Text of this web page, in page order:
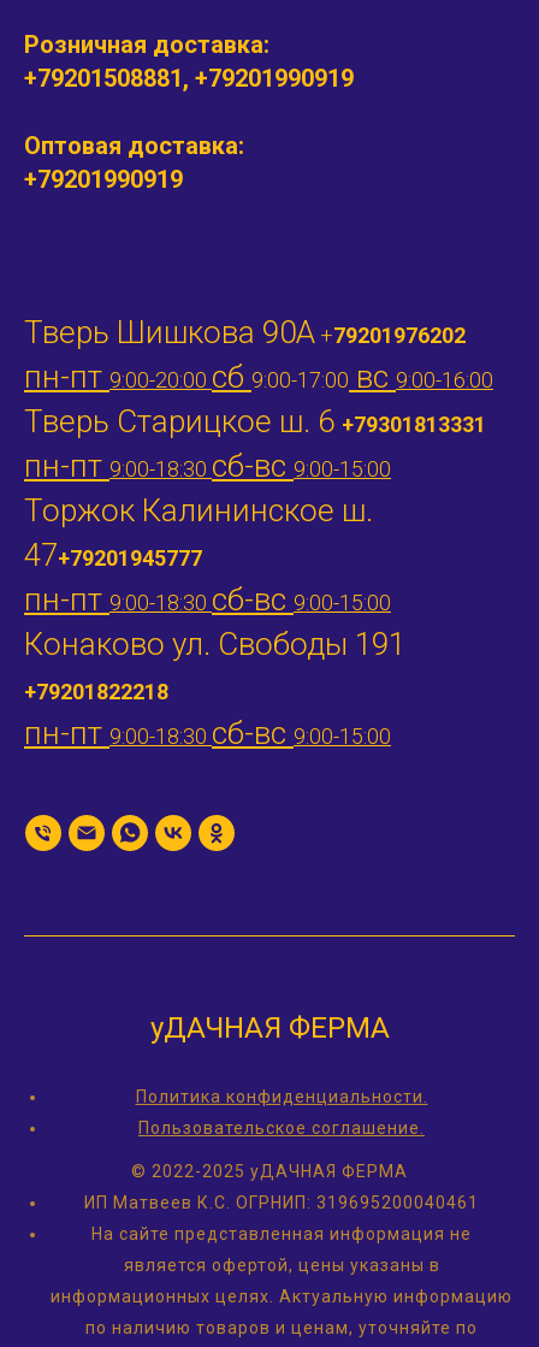
Розничная доставка:
+79201508881, +79201990919
Оптовая доставка:
+79201990919
Тверь Шишкова 90А +79201976202
пн-пт 9:00-20:00 сб 9:00-17:00 вс 9:00-16:00
Тверь Старицкое ш. 6 +79301813331
пн-пт 9:00-18:30 сб-вс 9:00-15:00
Торжок Калининское ш.
47+79201945777
пн-пт 9:00-18:30 сб-вс 9:00-15:00
Конаково ул. Свободы 191
+79201822218
пн-пт 9:00-18:30 сб-вс 9:00-15:00
уДАЧНАЯ ФЕРМА
Политика конфиденциальности.
Пользовательское соглашение.
© 2022-2025 уДАЧНАЯ ФЕРМА
ИП Матвеев К.С. ОГРНИП: 319695200040461
На сайте представленная информация не
является офертой, цены указаны в
информационных целях. Актуальную информацию
по наличию товаров и ценам, уточняйте по